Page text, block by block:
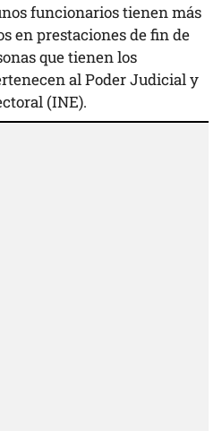
funcionarios tienen más
en prestaciones de fin de
que tienen los
al Poder Judicial y
(INE).